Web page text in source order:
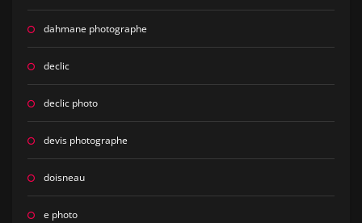
dahmane photographe
declic
declic photo
devis photographe
doisneau
e photo